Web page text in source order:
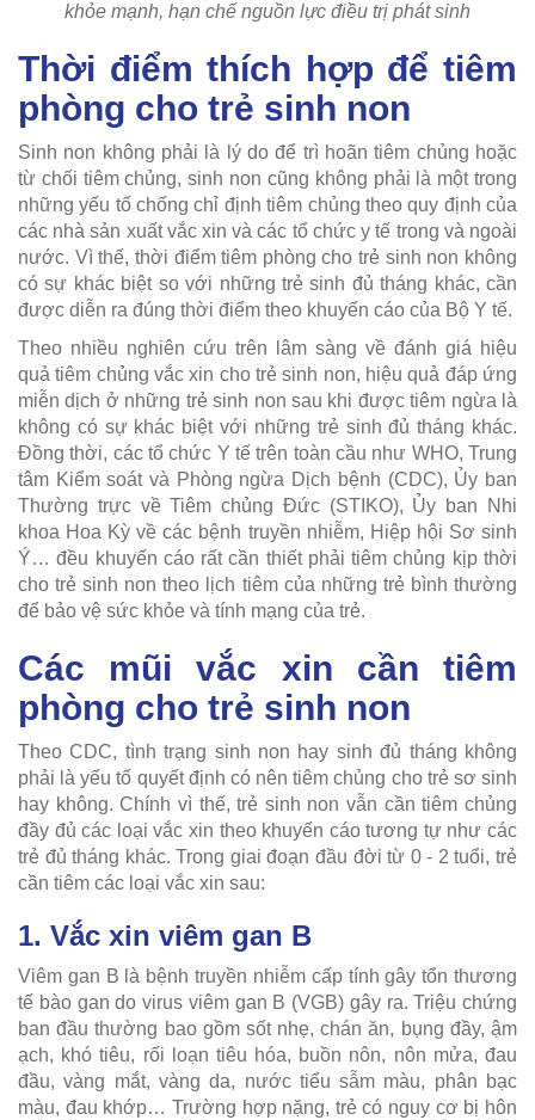
khỏe mạnh, hạn chế nguồn lực điều trị phát sinh
Thời điểm thích hợp để tiêm
phòng cho trẻ sinh non
Sinh non không phải là lý do để trì hoãn tiêm chủng hoặc
từ chối tiêm chủng, sinh non cũng không phải là một trong
những yếu tố chống chỉ định tiêm chủng theo quy định của
các nhà sản xuất vắc xin và các tổ chức y tế trong và ngoài
nước. Vì thế, thời điểm tiêm phòng cho trẻ sinh non không
có sự khác biệt so với những trẻ sinh đủ tháng khác, cần
được diễn ra đúng thời điểm theo khuyến cáo của Bộ Y tế.
Theo nhiều nghiên cứu trên lâm sàng về đánh giá hiệu
quả tiêm chủng vắc xin cho trẻ sinh non, hiệu quả đáp ứng
miễn dịch ở những trẻ sinh non sau khi được tiêm ngừa là
không có sự khác biệt với những trẻ sinh đủ tháng khác.
Đồng thời, các tổ chức Y tế trên toàn cầu như WHO, Trung
tâm Kiểm soát và Phòng ngừa Dịch bệnh (CDC), Ủy ban
Thường trực về Tiêm chủng Đức (STIKO), Ủy ban Nhi
khoa Hoa Kỳ về các bệnh truyền nhiễm, Hiệp hội Sơ sinh
Ý… đều khuyến cáo rất cần thiết phải tiêm chủng kịp thời
cho trẻ sinh non theo lịch tiêm của những trẻ bình thường
để bảo vệ sức khỏe và tính mạng của trẻ.
Các mũi vắc xin cần tiêm
phòng cho trẻ sinh non
Theo CDC, tình trạng sinh non hay sinh đủ tháng không
phải là yếu tố quyết định có nên tiêm chủng cho trẻ sơ sinh
hay không. Chính vì thế, trẻ sinh non vẫn cần tiêm chủng
đầy đủ các loại vắc xin theo khuyến cáo tương tự như các
trẻ đủ tháng khác. Trong giai đoạn đầu đời từ 0 - 2 tuổi, trẻ
cần tiêm các loại vắc xin sau:
1. Vắc xin viêm gan B
Viêm gan B là bệnh truyền nhiễm cấp tính gây tổn thương
tế bào gan do virus viêm gan B (VGB) gây ra. Triệu chứng
ban đầu thường bao gồm sốt nhẹ, chán ăn, bụng đầy, ậm
ạch, khó tiêu, rối loạn tiêu hóa, buồn nôn, nôn mửa, đau
đầu, vàng mắt, vàng da, nước tiểu sẫm màu, phân bạc
màu, đau khớp… Trường hợp nặng, trẻ có nguy cơ bị hôn